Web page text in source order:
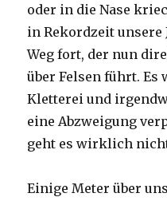
oder in die Nase
in Rekordzeit unsere
Weg fort, der nun
über Felsen führt.
Kletterei und
eine Abzweigung
geht es wirklich
Einige Meter über